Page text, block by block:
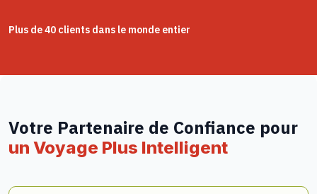
Plus de 40 clients dans le monde entier
Votre Partenaire de Confiance pour
un Voyage Plus Intelligent